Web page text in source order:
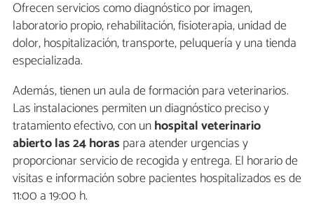
Ofrecen servicios como diagnóstico por imagen,
laboratorio propio, rehabilitación, fisioterapia, unidad de
dolor, hospitalización, transporte, peluquería y una tienda
especializada.
Además, tienen un aula de formación para veterinarios.
Las instalaciones permiten un diagnóstico preciso y
tratamiento efectivo, con unhospital veterinario
abierto las 24 horas para atender urgencias y
proporcionar servicio de recogida y entrega. El horario de
visitas e información sobre pacientes hospitalizados es de
11:00 a 19:00 h.